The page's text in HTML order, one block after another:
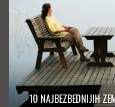
10 NAJBEZBEDNIJIH